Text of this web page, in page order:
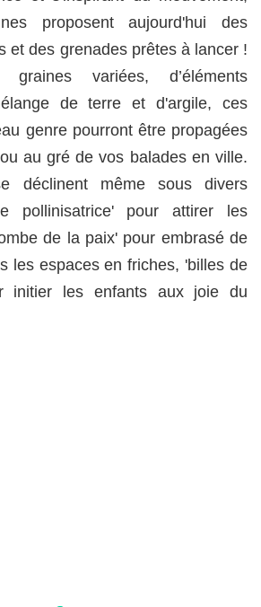
proposent aujourd'hui des
et des grenades prêtes à lancer !
graines variées, d’éléments
de terre et d'argile, ces
genre pourront être propagées
au gré de vos balades en ville.
déclinent même sous divers
pollinisatrice' pour attirer les
de la paix' pour embrasé de
les espaces en friches, 'billes de
initier les enfants aux joie du